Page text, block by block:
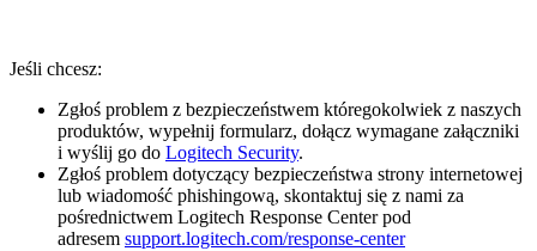
Jeśli chcesz:
Zgłoś problem z bezpieczeństwem któregokolwiek z naszych
produktów, wypełnij formularz, dołącz wymagane załączniki
i wyślij go do Logitech Security.
Zgłoś problem dotyczący bezpieczeństwa strony internetowej
lub wiadomość phishingową, skontaktuj się z nami za
pośrednictwem Logitech Response Center pod
adresem support.logitech.com/response-center